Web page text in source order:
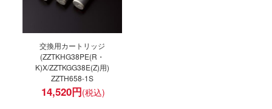
交換用カートリッジ
(ZZTKHG38PE(R・
K)X/ZZTKGG38E(Z)用)
ZZTH658-1S
14,520円